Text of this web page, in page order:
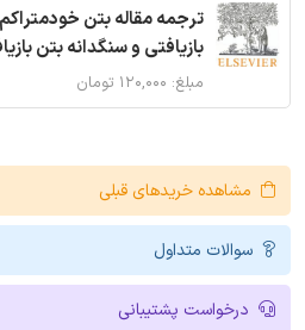
ترجمه مقاله بتن خودمتراکم
بازیافتی و سنگدانه بتن
مبلغ: ۱۲۰,۰۰۰ تومان
مشاهده خریدهای قبلی
سوالات متداول
درخواست پشتیبانی